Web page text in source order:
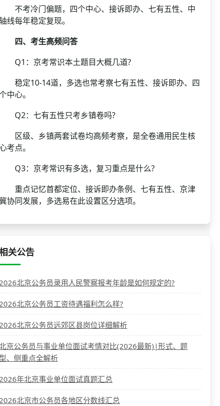
考冷门偏题，四个中心、接诉即办、七有五性、中
线每年稳定复现。
四、考生高频问答
：京考常识本土题目大概几道?
定10-14道，多选也常考察七有五性、接诉即办、四
中心。
：七有五性只考乡镇卷吗?
级、乡镇两套试卷均高频考察，是全卷通用民生核
考点。
：京考常识有多选，复习重点是什么?
点记忆首都定位、接诉即办条例、七有五性、京津
协同发展，多选易在此设置区分选项。
关公告
北京公务员录用人民警察报考年龄是如何规定的?
北京公务员工资待遇福利怎么样?
北京公务员远郊区县岗位详细解析
京公务员与事业单位面试考情对比(2026最新)|形式、题
、侧重点全解析
年北京事业单位面试真题汇总
北京市公务员各地区分数线汇总